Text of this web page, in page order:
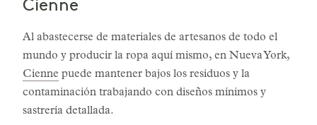
Cienne
Al abastecerse de materiales de artesanos de todo el
mundo y producir la ropa aquí mismo, en Nueva York,
Cienne puede mantener bajos los residuos y la
contaminación trabajando con diseños mínimos y
sastrería detallada.